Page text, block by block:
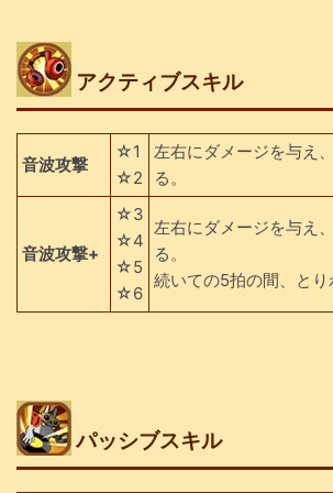
アクティブスキル
音波攻撃
☆1
☆2
左右にダメージを与え
る。
音波攻撃+
☆3
☆4
☆5
☆6
左右にダメージを与え
る。
続いての5拍の間、とり
パッシブスキル